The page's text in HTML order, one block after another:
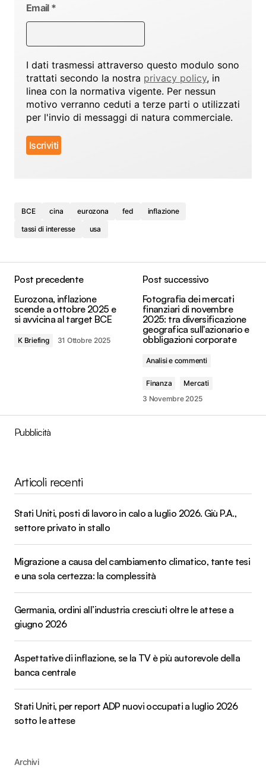
Email *
I dati trasmessi attraverso questo modulo sono
trattati secondo la nostra privacy policy, in
linea con la normativa vigente. Per nessun
motivo verranno ceduti a terze parti o utilizzati
per l'invio di messaggi di natura commerciale.
BCE cina eurozona fed
inflazione
tassi di interesse
usa
Post precedente
Eurozona, inflazione
scende a ottobre 2025 e
si avvicina al target BCE
K Briefing 31 Ottobre 2025
Post successivo
Fotografia dei mercati
finanziari di novembre
2025: tra diversificazione
geografica sull'azionario e
obbligazioni corporate
Analisi e commenti
Finanza
Mercati
3 Novembre 2025
Pubblicità
Articoli recenti
Stati Uniti, posti di lavoro in calo a luglio 2026. Giù P.A.,
settore privato in stallo
Migrazione a causa del cambiamento climatico, tante tesi
e una sola certezza: la complessità
Germania, ordini all’industria cresciuti oltre le attese a
giugno 2026
Aspettative di inflazione, se la TV è più autorevole della
banca centrale
Stati Uniti, per report ADP nuovi occupati a luglio 2026
sotto le attese
Archivi